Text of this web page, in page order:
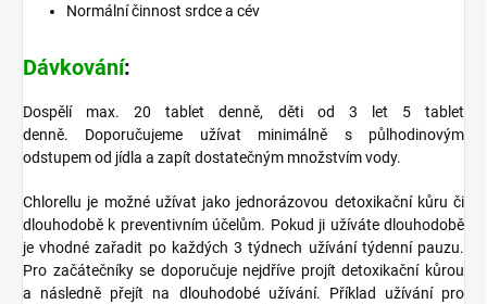
Normální činnost srdce a cév
Dávkování:
Dospělí max. 20 tablet denně, děti od 3 let 5 tablet
denně.
Doporučujeme užívat minimálně s půlhodinovým
odstupem od jídla a zapít dostatečným množstvím vody.
Chlorellu je možné užívat jako jednorázovou detoxikační kůru či
dlouhodobě k preventivním účelům. Pokud ji užíváte dlouhodobě
je vhodné zařadit po každých 3 týdnech užívání týdenní pauzu.
Pro začátečníky se doporučuje nejdříve projít detoxikační kůrou
a následně přejít na dlouhodobé užívání. Příklad užívání pro